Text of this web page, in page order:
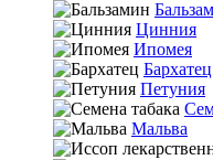
Цинния
Ипомея
Бархатец
Петуния
Мальва